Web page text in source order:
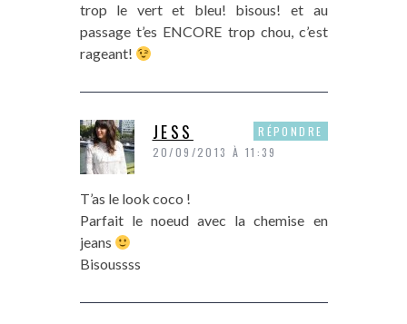
trop le vert et bleu! bisous! et au
passage t’es ENCORE trop chou, c’est
rageant!
JESS
20/09/2013 À 11:39
T’as le look coco !
Parfait le noeud avec la chemise en
jeans
Bisoussss
RÉPONDRE